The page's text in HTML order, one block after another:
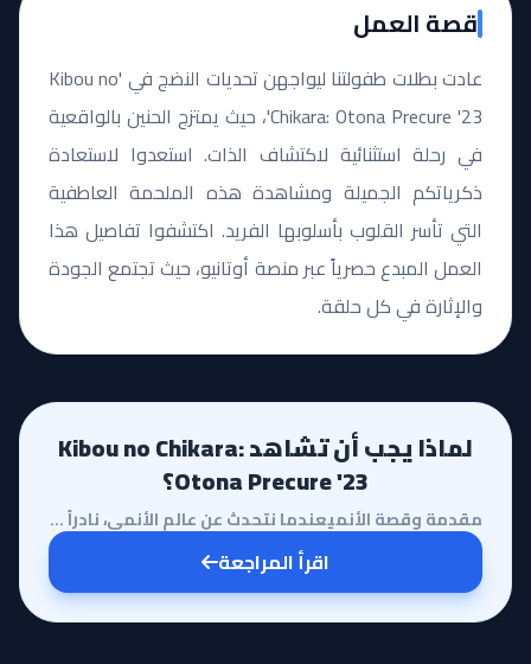
قصة العمل
عادت بطلات طفولتنا ليواجهن تحديات النضج في 'Kibou no
Chikara: Otona Precure '23'، حيث يمتزج الحنين بالواقعية
في رحلة استثنائية لاكتشاف الذات. استعدوا لاستعادة
ذكرياتكم الجميلة ومشاهدة هذه الملحمة العاطفية
التي تأسر القلوب بأسلوبها الفريد. اكتشفوا تفاصيل هذا
العمل المبدع حصرياً عبر منصة أوتانيو، حيث تجتمع الجودة
والإثارة في كل حلقة.
لماذا يجب أن تشاهد Kibou no Chikara:
Otona Precure '23؟
مقدمة وقصة الأنميعندما نتحدث عن عالم الأنمي، نادراً ما نجد أعمالاً تمتلك الجرأة لتقديم شخصياتنا المح...
اقرأ المراجعة